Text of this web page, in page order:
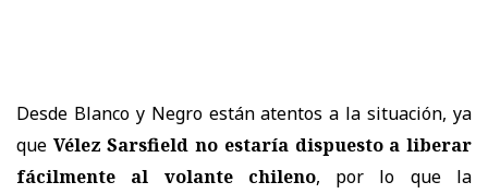
Desde Blanco y Negroestán atentos a la situación, ya
que Vélez Sarsfield no estaría dispuesto a liberar
fácilmente al volante chileno, por lo que la